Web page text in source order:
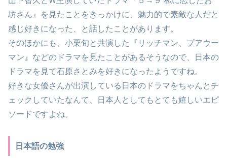
坊さん』を見たことをきっかけに、魅力的で素敵な人だと
感じ好きになった、と話したことがあります。
そのほかにも、小栗旬と共演した『リッチマン、プアウー
マン』などのドラマを見たことがあるそうなので、日本の
ドラマを見て石原さとみを好きになったようですね。
好きな女優さんが出演している日本のドラマをちゃんとチ
ェックしていたなんて、日本人としてもとても嬉しいエピ
ソードですよね。
日本語の勉強